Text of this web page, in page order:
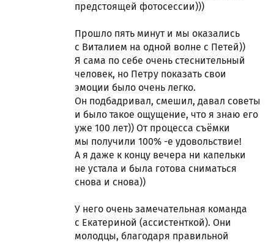
предстоящей фотосессии)))
Прошло пять минут и мы оказались
с Виталием на одной волне с Петей))
Я сама по себе очень стеснительный
человек, но Петру показать свои
эмоции было очень легко.
Он подбадривал, смешил, давал советы
и было такое ощущение, что я знаю его
уже 100 лет)) От процесса съёмки
мы получили 100% -е удовольствие!
А я даже к концу вечера ни капельки
не устала и была готова сниматься
снова и снова))
У него очень замечательная команда
с Екатериной (ассистенткой). Они
молодцы, благодаря правильной